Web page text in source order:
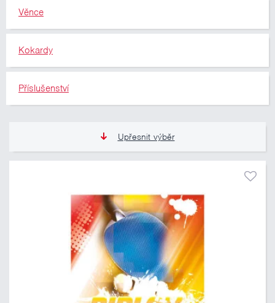
Věnce
Kokardy
Příslušenství
Upřesnit výběr
Pouze skladem